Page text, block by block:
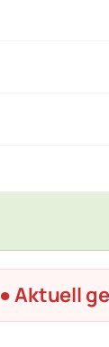
● Aktuell